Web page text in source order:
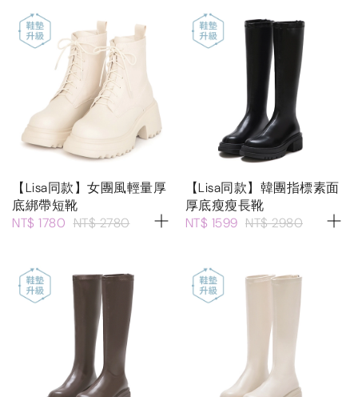
【Lisa同款】女團風輕量厚
底綁帶短靴
NT$ 1780 NT$ 2780
【Lisa同款】韓團指標素面
厚底瘦瘦長靴
NT$ 1599 NT$ 2980